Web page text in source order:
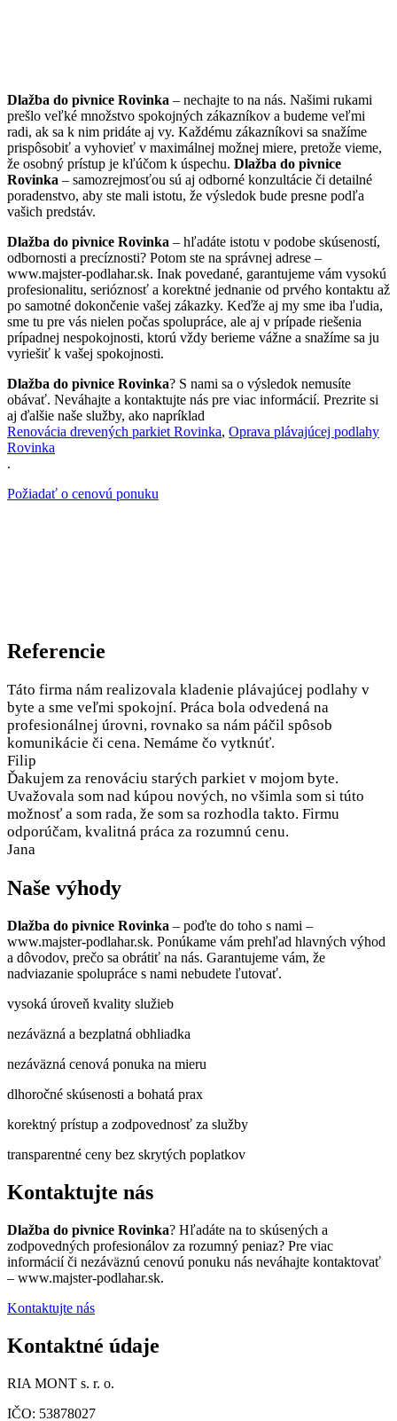
Dlažba do pivnice Rovinka – nechajte to na nás. Našimi rukami
prešlo veľké množstvo spokojných zákazníkov a budeme veľmi
radi, ak sa k nim pridáte aj vy. Každému zákazníkovi sa snažíme
prispôsobiť a vyhovieť v maximálnej možnej miere, pretože vieme,
že osobný prístup je kľúčom k úspechu. Dlažba do pivnice
Rovinka – samozrejmosťou sú aj odborné konzultácie či detailné
poradenstvo, aby ste mali istotu, že výsledok bude presne podľa
vašich predstáv.
Dlažba do pivnice Rovinka – hľadáte istotu v podobe skúseností,
odbornosti a precíznosti? Potom ste na správnej adrese –
www.majster-podlahar.sk. Inak povedané, garantujeme vám vysokú
profesionalitu, serióznosť a korektné jednanie od prvého kontaktu až
po samotné dokončenie vašej zákazky. Keďže aj my sme iba ľudia,
sme tu pre vás nielen počas spolupráce, ale aj v prípade riešenia
prípadnej nespokojnosti, ktorú vždy berieme vážne a snažíme sa ju
vyriešiť k vašej spokojnosti.
Dlažba do pivnice Rovinka? S nami sa o výsledok nemusíte
obávať. Neváhajte a kontaktujte nás pre viac informácií. Prezrite si
aj ďalšie naše služby, ako napríklad
Renovácia drevených parkiet Rovinka, Oprava plávajúcej podlahy
Rovinka
.
Požiadať o cenovú ponuku
Referencie
Táto firma nám realizovala kladenie plávajúcej podlahy v
byte a sme veľmi spokojní. Práca bola odvedená na
profesionálnej úrovni, rovnako sa nám páčil spôsob
komunikácie či cena. Nemáme čo vytknúť.
Filip
Ďakujem za renováciu starých parkiet v mojom byte.
Uvažovala som nad kúpou nových, no všimla som si túto
možnosť a som rada, že som sa rozhodla takto. Firmu
odporúčam, kvalitná práca za rozumnú cenu.
Jana
Naše výhody
Dlažba do pivnice Rovinka – poďte do toho s nami –
www.majster-podlahar.sk. Ponúkame vám prehľad hlavných výhod
a dôvodov, prečo sa obrátiť na nás. Garantujeme vám, že
nadviazanie spolupráce s nami nebudete ľutovať.
vysoká úroveň kvality služieb
nezáväzná a bezplatná obhliadka
nezáväzná cenová ponuka na mieru
dlhoročné skúsenosti a bohatá prax
korektný prístup a zodpovednosť za služby
transparentné ceny bez skrytých poplatkov
Kontaktujte nás
Dlažba do pivnice Rovinka? Hľadáte na to skúsených a
zodpovedných profesionálov za rozumný peniaz? Pre viac
informácií či nezáväznú cenovú ponuku nás neváhajte kontaktovať
– www.majster-podlahar.sk.
Kontaktujte nás
Kontaktné údaje
RIA MONT s. r. o.
IČO: 53878027